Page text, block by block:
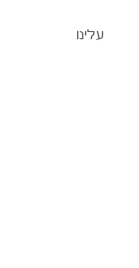
עלינו